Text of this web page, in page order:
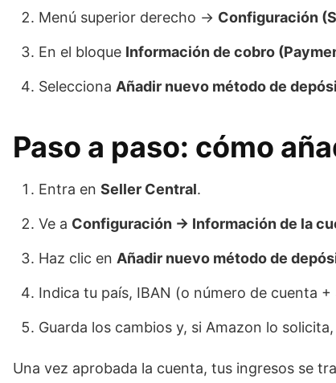
Menú superior derecho → Configuración
En el bloque Información de cobro
Selecciona Añadir nuevo método de
Paso a paso: cómo
Entra en Seller Central.
Ve a Configuración → Información de la
Haz clic en Añadir nuevo método de
Indica tu país, IBAN (o número de cuenta
Guarda los cambios y, si Amazon lo
Una vez aprobada la cuenta, tus ingresos se